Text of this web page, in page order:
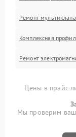
Ремонт
Комплексная
Ремонт
Цены в прайс-
Мы проверим